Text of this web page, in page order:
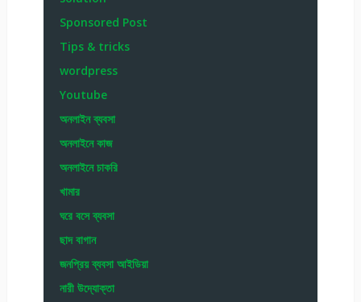
Sponsored Post
Tips & tricks
wordpress
Youtube
অনলাইন ব্যবসা
অনলাইনে কাজ
অনলাইনে চাকরি
খামার
ঘরে বসে ব্যবসা
ছাদ বাগান
জনপ্রিয় ব্যবসা আইডিয়া
নারী উদ্যোক্তা